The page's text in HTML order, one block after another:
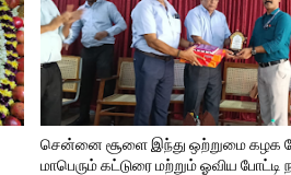
சென்னை சூளை இந்து ஒற்றுமை கழக
மாபெரும் கட்டுரை மற்றும் ஓவிய போட்டி